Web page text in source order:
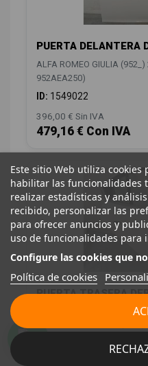
PUERTA DELANTERA
ALFA ROMEO GIULIA
952AEA250)
ID: 1549022
396,00 € Sin IVA
479,16 € Con IVA
PUERTA TRASERA
Este sitio Web utiliza
habilitar las funcionalidades
realizar estadísticas y
recibido, personalizar las
para ofrecer anuncios y
uso de funcionalidades para
Configure las cookies que
Política de cookies